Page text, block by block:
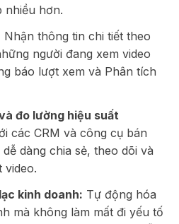
nhiều hơn.
Nhận thông tin chi tiết theo
người đang xem video
báo lượt xem và Phân tích
đo lường hiệu suất
các CRM và công cụ bán
dàng chia sẻ, theo dõi và
video.
kinh doanh: Tự động hóa
mà không làm mất đi yếu tố